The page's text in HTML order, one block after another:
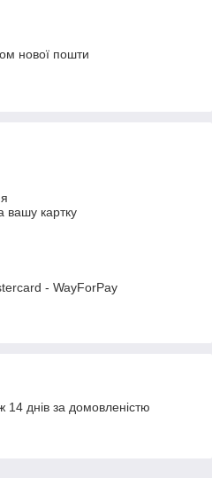
нової пошти
вашу картку
- WayForPay
днів за домовленістю